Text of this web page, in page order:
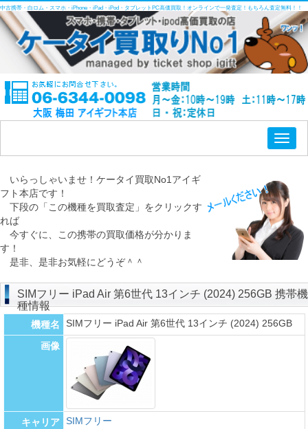
中古携帯・白ロム・スマホ・iPhone・iPad・iPod・タブレットPC高価買取！オンラインで一発査定！もちろん査定無料！！
いらっしゃいませ！ケータイ買取No1アイギ
フト本店です！
下段の「この機種を買取査定」をクリックす
れば
今すぐに、この携帯の買取価格が分かりま
す！
是非、是非お気軽にどうぞ＾＾
SIMフリー iPad Air 第6世代 13インチ (2024) 256GB 携帯機
種情報
機種名 SIMフリー iPad Air 第6世代 13インチ (2024) 256GB
画像
キャリア SIMフリー